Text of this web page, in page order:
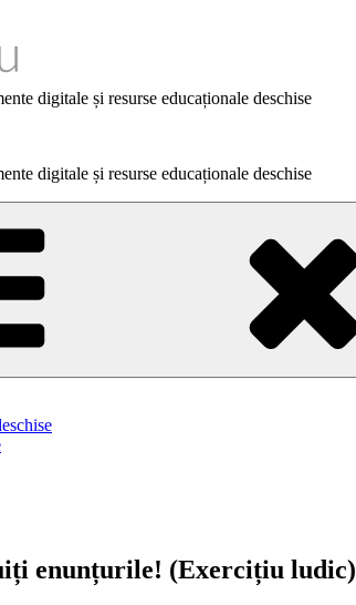
digitale și resurse educaționale deschise
digitale și resurse educaționale deschise
enunțurile! (Exercițiu ludic)